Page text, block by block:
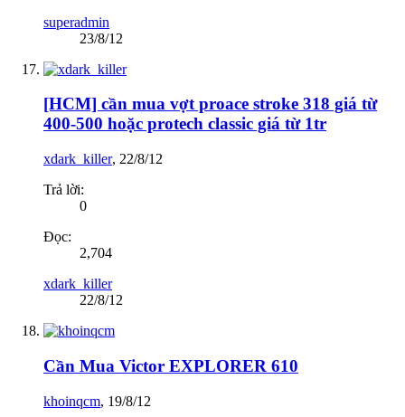
superadmin
23/8/12
[HCM] cần mua vợt proace stroke 318 giá từ
400-500 hoặc protech classic giá từ 1tr
xdark_killer, 22/8/12
Trả lời:
0
Đọc:
2,704
xdark_killer
22/8/12
Cần Mua Victor EXPLORER 610
khoinqcm, 19/8/12